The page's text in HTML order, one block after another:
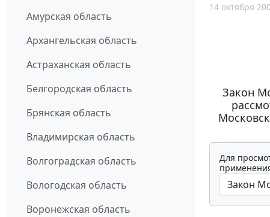
Амурская область
Архангельская область
Астраханская область
Белгородская область
Брянская область
Владимирская область
Волгоградская область
Вологодская область
Воронежская область
14 октября
Закон
Для